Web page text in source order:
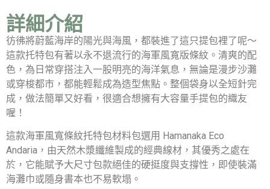
詳細介紹
彷彿將蔚藍海岸的陽光與海風，都裝進了這只提包裡了呢～
這款托特包有著以永不退流行的海軍風寬版條紋。清爽的配
色，為日常穿搭注入一股明亮的海洋氣息，無論是漫步沙灘
或穿梭都市，都能輕鬆成為造型焦點。整個袋身以全短針完
成，做法簡單又好看，很適合想擁有大容量手提包的織友
喔！
這款海軍風寬條紋托特包材料包選用 Hamanaka Eco
Andaria，由天然木漿纖維製成的經典線材，其優秀之處在
於，它能賦予大尺寸包款絕佳的硬挺度與支撐性，即使裝滿
海灘巾或隨身書本也不易軟塌。